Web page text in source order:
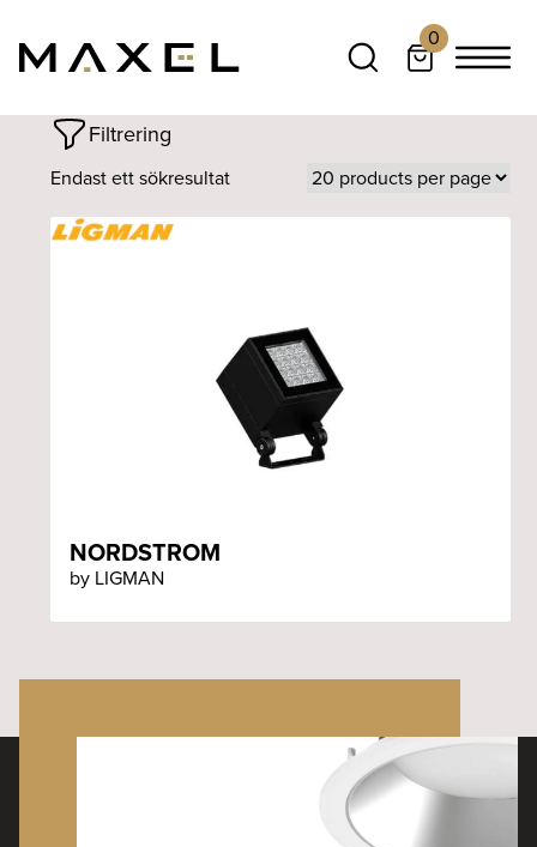
0
Filtrering
Endast ett sökresultat
NORDSTROM
by LIGMAN